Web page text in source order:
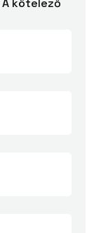
A kötelező